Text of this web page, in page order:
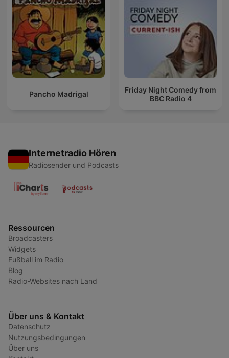
Pancho Madrigal
Friday Night Comedy from
BBC Radio 4
Internetradio Hören
Radiosender und Podcasts
Ressourcen
Broadcasters
Widgets
Fußball im Radio
Blog
Radio-Websites nach Land
Über uns & Kontakt
Datenschutz
Nutzungsbedingungen
Über uns